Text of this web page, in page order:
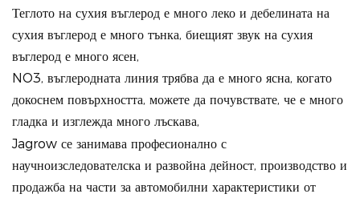
Теглото на сухия въглерод е много леко и дебелината на
сухия въглерод е много тънка, биещият звук на сухия
въглерод е много ясен,
NO3, въглеродната линия трябва да е много ясна, когато
докоснем повърхността, можете да почувствате, че е много
гладка и изглежда много лъскава,
Jagrow се занимава професионално с
научноизследователска и развойна дейност, производство и
продажба на части за автомобилни характеристики от